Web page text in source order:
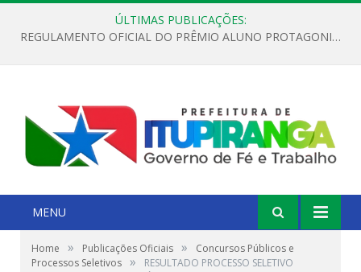
ÚLTIMAS PUBLICAÇÕES:
REGULAMENTO OFICIAL DO PRÊMIO ALUNO PROTAGONISTA – EDIÇÃO 2026
MENU
Home » Publicações Oficiais »
Concursos Públicos e
Processos Seletivos »
RESULTADO PROCESSO SELETIVO